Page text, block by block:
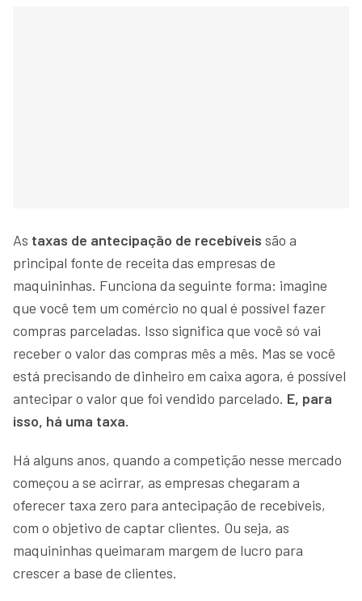
As taxas de antecipação de recebíveis são a
principal fonte de receita das empresas de
maquininhas. Funciona da seguinte forma: imagine
que você tem um comércio no qual é possível fazer
compras parceladas. Isso significa que você só vai
receber o valor das compras mês a mês. Mas se você
está precisando de dinheiro em caixa agora, é possível
antecipar o valor que foi vendido parcelado. E, para
isso, há uma taxa.
Há alguns anos, quando a competição nesse mercado
começou a se acirrar, as empresas chegaram a
oferecer taxa zero para antecipação de recebíveis,
com o objetivo de captar clientes. Ou seja, as
maquininhas queimaram margem de lucro para
crescer a base de clientes.